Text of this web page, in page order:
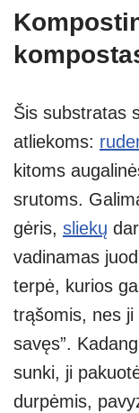
Šis substratas
atliekoms:
kitoms
srutoms.
gėris, sliekų
vadinamas
terpė, kurios
trąšomis, nes ji
savęs”.
sunki, ji
durpėmis,